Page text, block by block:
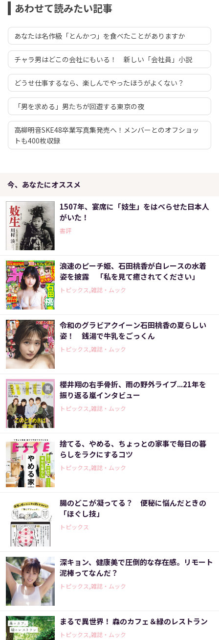
あわせて読みたい記事
あなたは名作級「とんかつ」を食べたことがありますか
チャラ男はどこの会社にもいる！ 新しい「会社員」小説
どうせ仕事するなら、楽しんでやったほうがよくない？
「男を求める」男たちが回遊する東京の夜
高柳明音SKE48卒業写真集発売へ！メンバーとのオフショッ
トも400枚収録
今、あなたにオススメ
1507年、宴席に「妓生」をはべらせた日本人
がいた！
書評
浪速のピーチ姫、石田桃香が白レースの水着
姿を披露 「私を見て癒されてください」
トピックス,雑誌・ムック
令和のグラビアクイーン石田桃香の夏らしい
姿！ 銭湯で牛乳をごっくん
トピックス,雑誌・ムック
櫻井翔の右手骨折、雨の野外ライブ...21年を
振り返る嵐インタビュー
トピックス,雑誌・ムック
捨てる、やめる、ちょっとの家事で毎日の暮
らしをラクにするコツ
トピックス,雑誌・ムック
腸のどこが凝ってる？ 便秘に悩んだときの
「ほぐし技」
トピックス
深キョン、健康美で圧倒的な存在感。リモート
泥棒ってなんだ？
トピックス,雑誌・ムック
まるで異世界！ 森のカフェ＆緑のレストラン
トピックス,雑誌・ムック